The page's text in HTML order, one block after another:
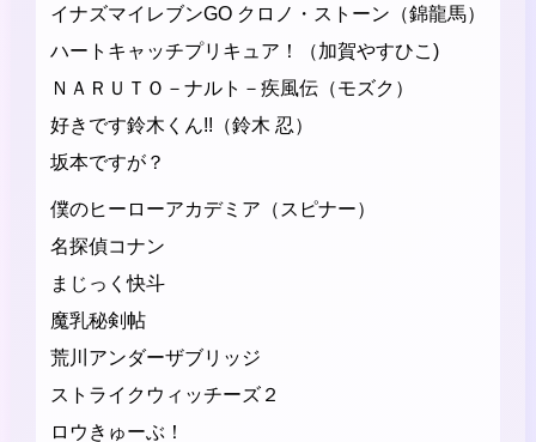
イナズマイレブンGO クロノ・ストーン（錦龍馬）
ハートキャッチプリキュア！（加賀やすひこ)
ＮＡＲＵＴＯ－ナルト－疾風伝（モズク）
好きです鈴木くん!!（鈴木 忍）
坂本ですが？
僕のヒーローアカデミア（スピナー）
名探偵コナン
まじっく快斗
魔乳秘剣帖
荒川アンダーザブリッジ
ストライクウィッチーズ２
ロウきゅーぶ！